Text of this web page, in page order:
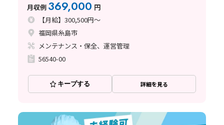
月収例 369,000 円
【月給】300,500円～
福岡県糸島市
メンテナンス・保全、運営管理
56540-00
キープする 詳細を見る